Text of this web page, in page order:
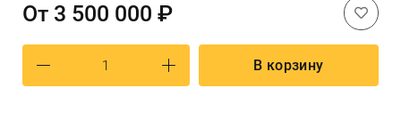
От 3 500 000 ₽
В корзину